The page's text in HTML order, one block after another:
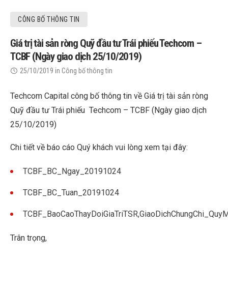
CÔNG BỐ THÔNG TIN
Giá trị tài sản ròng Quỹ đầu tư Trái phiếu Techcom –
TCBF (Ngày giao dịch 25/10/2019)
25/10/2019 in Công bố thông tin
Techcom Capital công bố thông tin về Giá trị tài sản ròng
Quỹ đầu tư Trái phiếu Techcom – TCBF (Ngày giao dịch
25/10/2019)
Chi tiết về báo cáo Quý khách vui lòng xem tại đây:
TCBF_BC_Ngay_20191024
TCBF_BC_Tuan_20191024
Trân trọng,